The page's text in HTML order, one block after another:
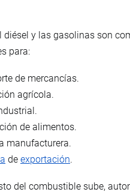
diésel y las gasolinas son
para:
de mercancías.
agrícola.
de alimentos.
manufacturera.
de exportación.
del combustible sube,